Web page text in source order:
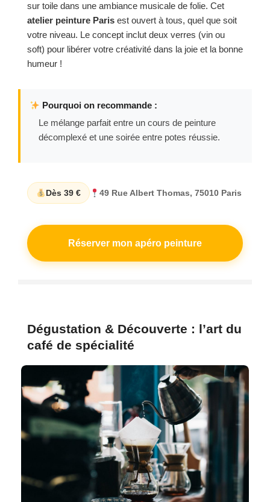
sur toile dans une ambiance musicale de folie. Cet
atelier peinture Paris est ouvert à tous, quel que soit
votre niveau. Le concept inclut deux verres (vin ou
soft) pour libérer votre créativité dans la joie et la bonne
humeur !
Pourquoi on recommande :
Le mélange parfait entre un cours de peinture
décomplexé et une soirée entre potes réussie.
Dès 39 € 49 Rue Albert Thomas, 75010 Paris
Réserver mon apéro peinture
Dégustation & Découverte : l’art du
café de spécialité